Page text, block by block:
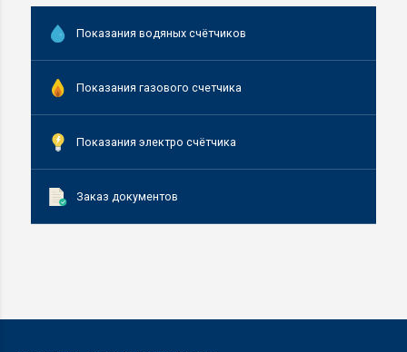
Показания водяных счётчиков
Показания газового счетчика
Показания электро счётчика
Заказ документов